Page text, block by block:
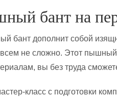
бант на
бант дополнит собой
не сложно. Этот
вы без труда
класс с подготовки